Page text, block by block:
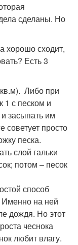
сделаны. Но
хорошо сходит,
Есть 3
Либо при
1 с песком и
засыпать им
советует просто
песка.
слой гальки
потом – песок
способ
Именно на ней
дождя. Но этот
чеснока
любит влагу.